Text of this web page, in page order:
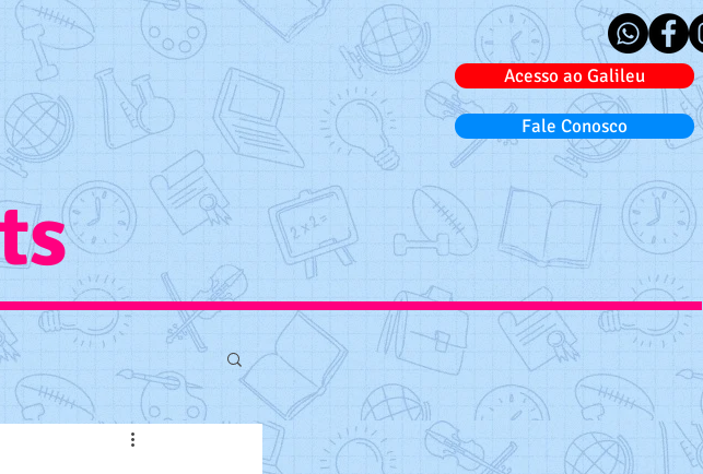
Acesso ao Galileu
Fale Conosco